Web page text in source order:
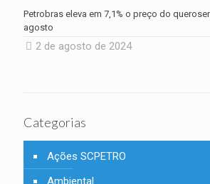
Petrobras eleva em 7,1% o preço do
agosto
2 de agosto de 2024
Categorias
Ações SCPETRO
Ambiental